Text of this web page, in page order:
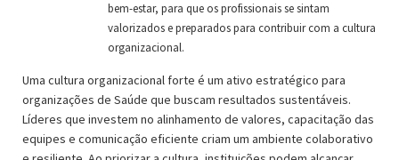
bem-estar, para que os profissionais se sintam
valorizados e preparados para contribuir com a cultura
organizacional.
Uma cultura organizacional forte é um ativo estratégico para
organizações de Saúde que buscam resultados sustentáveis.
Líderes que investem no alinhamento de valores, capacitação das
equipes e comunicação eficiente criam um ambiente colaborativo